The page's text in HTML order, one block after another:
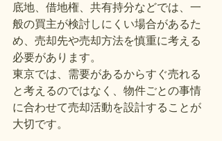
底地、借地権、共有持分などでは、一
般の買主が検討しにくい場合があるた
め、売却先や売却方法を慎重に考える
必要があります。
東京では、需要があるからすぐ売れる
と考えるのではなく、物件ごとの事情
に合わせて売却活動を設計することが
大切です。